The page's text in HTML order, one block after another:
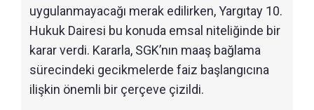
uygulanmayacağı merak edilirken, Yargıtay 10.
Hukuk Dairesi bu konuda emsal niteliğinde bir
karar verdi. Kararla, SGK’nın maaş bağlama
sürecindeki gecikmelerde faiz başlangıcına
ilişkin önemli bir çerçeve çizildi.